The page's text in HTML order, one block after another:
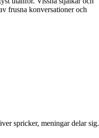
frusna konversationer och
spricker, meningar delar sig.